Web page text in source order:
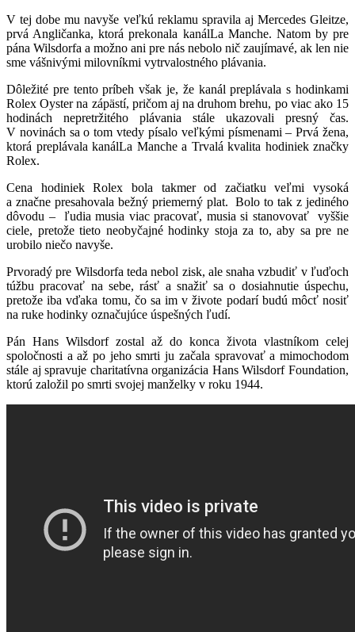
V tej dobe mu navyše veľkú reklamu spravila aj Mercedes Gleitze,
prvá Angličanka, ktorá prekonala kanálLa Manche. Natom by pre
pána Wilsdorfa a možno ani pre nás nebolo nič zaujímavé, ak len nie
sme vášnivými milovníkmi vytrvalostného plávania.
Dôležité pre tento príbeh však je, že kanál preplávala s hodinkami
Rolex Oyster na zápästí, pričom aj na druhom brehu, po viac ako 15
hodinách nepretržitého plávania stále ukazovali presný čas.
V novinách sa o tom vtedy písalo veľkými písmenami – Prvá žena,
ktorá preplávala kanálLa Manche a Trvalá kvalita hodiniek značky
Rolex.
Cena hodiniek Rolex bola takmer od začiatku veľmi vysoká
a značne presahovala bežný priemerný plat. Bolo to tak z jediného
dôvodu – ľudia musia viac pracovať, musia si stanovovať vyššie
ciele, pretože tieto neobyčajné hodinky stoja za to, aby sa pre ne
urobilo niečo navyše.
Prvoradý pre Wilsdorfa teda nebol zisk, ale snaha vzbudiť v ľuďoch
túžbu pracovať na sebe, rásť a snažiť sa o dosiahnutie úspechu,
pretože iba vďaka tomu, čo sa im v živote podarí budú môcť nosiť
na ruke hodinky označujúce úspešných ľudí.
Pán Hans Wilsdorf zostal až do konca života vlastníkom celej
spoločnosti a až po jeho smrti ju začala spravovať a mimochodom
stále aj spravuje charitatívna organizácia Hans Wilsdorf Foundation,
ktorú založil po smrti svojej manželky v roku 1944.